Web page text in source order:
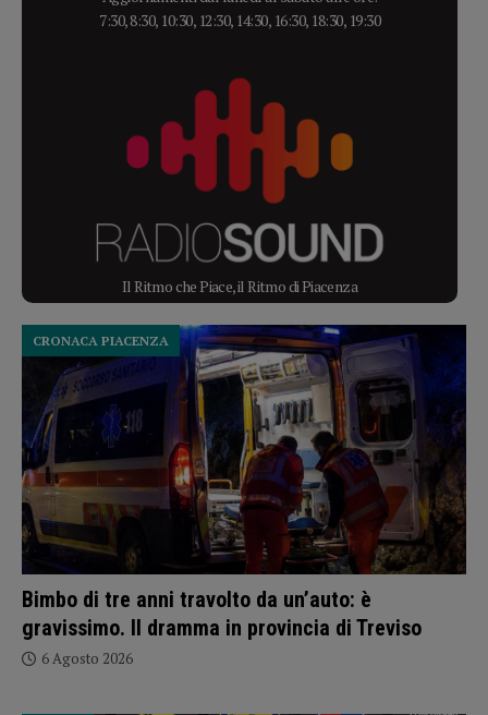
7:30, 8:30, 10:30, 12:30, 14:30, 16:30, 18:30, 19:30
Il Ritmo che Piace, il Ritmo di Piacenza
Bimbo di tre anni travolto da un’auto: è
gravissimo. Il dramma in provincia di Treviso
CRONACA PIACENZA
6 Agosto 2026